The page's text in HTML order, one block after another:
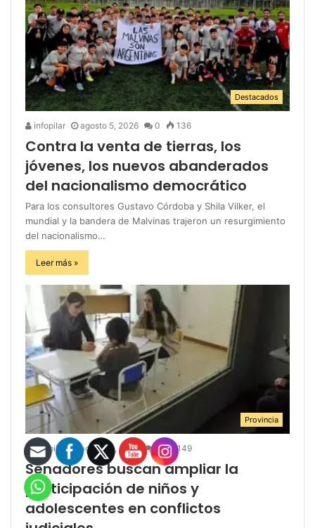
Destacados
infopilar agosto 5, 2026 0 136
Contra la venta de tierras, los
jóvenes, los nuevos abanderados
del nacionalismo democrático
Para los consultores Gustavo Córdoba y Shila Vilker, el
mundial y la bandera de Malvinas trajeron un resurgimiento
del nacionalismo…
Leer más »
Provincia
infopilar agosto 4, 2026 0 149
Senadores buscan ampliar la
participación de niños y
adolescentes en conflictos